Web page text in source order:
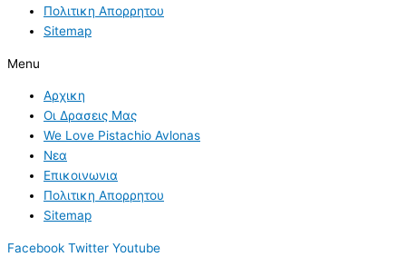
Πολιτικη Απορρητου
Sitemap
Menu
Αρχικη
Οι Δρασεις Μας
We Love Pistachio Avlonas
Νεα
Επικοινωνια
Πολιτικη Απορρητου
Sitemap
Facebook Twitter Youtube